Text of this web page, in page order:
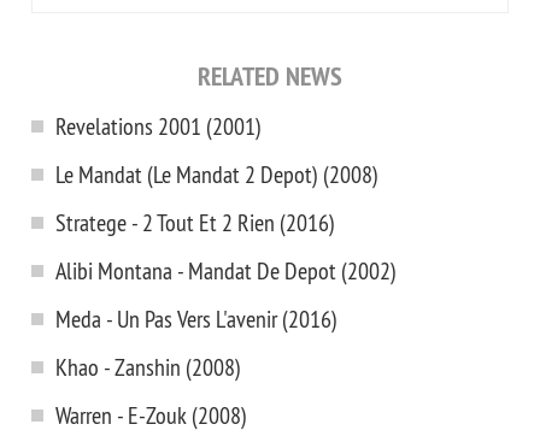
RELATED NEWS
Revelations 2001 (2001)
Le Mandat (Le Mandat 2 Depot) (2008)
Stratege - 2 Tout Et 2 Rien (2016)
Alibi Montana - Mandat De Depot (2002)
Meda - Un Pas Vers L'avenir (2016)
Khao - Zanshin (2008)
Warren - E-Zouk (2008)